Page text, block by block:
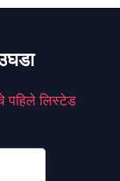
पहिले लिस्टेड